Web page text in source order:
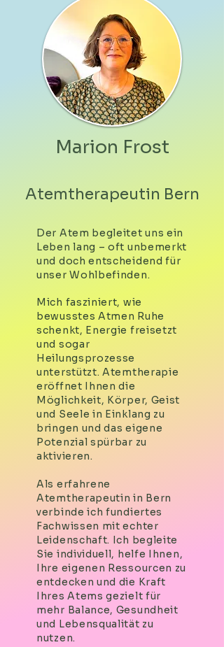
Marion Frost
Atemtherapeutin Bern
Der Atem begleitet uns ein
Leben lang – oft unbemerkt
und doch entscheidend für
unser Wohlbefinden.
Mich fasziniert, wie
bewusstes Atmen Ruhe
schenkt, Energie freisetzt
und sogar
Heilungsprozesse
unterstützt. Atemtherapie
eröffnet Ihnen die
Möglichkeit, Körper, Geist
und Seele in Einklang zu
bringen und das eigene
Potenzial spürbar zu
aktivieren.
Als erfahrene
Atemtherapeutin in Bern
verbinde ich fundiertes
Fachwissen mit echter
Leidenschaft. Ich begleite
Sie individuell, helfe Ihnen,
Ihre eigenen Ressourcen zu
entdecken und die Kraft
Ihres Atems gezielt für
mehr Balance, Gesundheit
und Lebensqualität zu
nutzen.